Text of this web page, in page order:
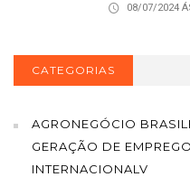
08/07/2024
CATEGORIAS
AGRONEGÓCIO
GERAÇÃO DE
INTERNACIONALV